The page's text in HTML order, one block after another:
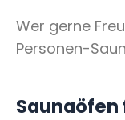
Wer gerne
Personen-
Saunaöfen